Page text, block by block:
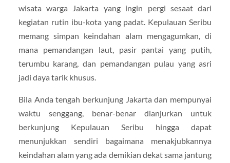
wisata warga Jakarta yang ingin pergi sesaat dari
kegiatan rutin ibu-kota yang padat. Kepulauan Seribu
memang simpan keindahan alam mengagumkan, di
mana pemandangan laut, pasir pantai yang putih,
terumbu karang, dan pemandangan pulau yang asri
jadi daya tarik khusus.
Bila Anda tengah berkunjung Jakarta dan mempunyai
waktu senggang, benar-benar dianjurkan untuk
berkunjung Kepulauan Seribu hingga dapat
menunjukkan sendiri bagaimana menakjubkannya
keindahan alam yang ada demikian dekat sama jantung